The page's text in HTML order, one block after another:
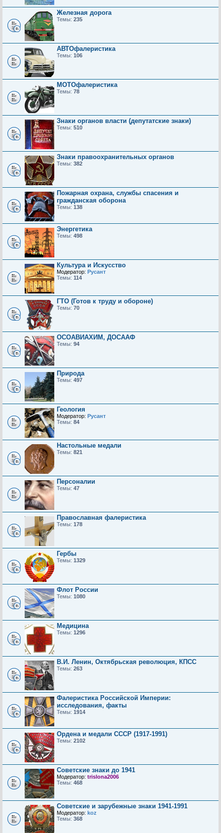
Железная дорога
Темы: 235
АВТОфалеристика
Темы: 106
МОТОфалеристика
Темы: 78
Знаки органов власти (депутатские знаки)
Темы: 510
Знаки правоохранительных органов
Темы: 382
Пожарная охрана, службы спасения и
гражданская оборона
Темы: 138
Энергетика
Темы: 498
Культура и Искусство
Модератор: Русант
Темы: 114
ГТО (Готов к труду и обороне)
Темы: 70
ОСОАВИАХИМ, ДОСААФ
Темы: 94
Природа
Темы: 497
Геология
Модератор: Русант
Темы: 84
Настольные медали
Темы: 821
Персоналии
Темы: 47
Православная фалеристика
Темы: 178
Гербы
Темы: 1329
Флот России
Темы: 1080
Медицина
Темы: 1296
В.И. Ленин, Октябрьская революция, КПСС
Темы: 263
Фалеристика Российской Империи:
исследования, факты
Темы: 1914
Ордена и медали СССР (1917-1991)
Темы: 2102
Советские знаки до 1941
Модератор: trislona2006
Темы: 468
Советские и зарубежные знаки 1941-1991
Модератор: koz
Темы: 368